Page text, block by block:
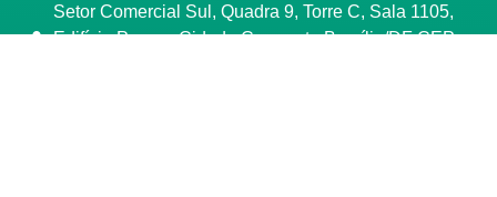
Setor Comercial Sul, Quadra 9, Torre C, Sala 1105,
Edifício Parque Cidade Corporate Brasília/DF CEP: